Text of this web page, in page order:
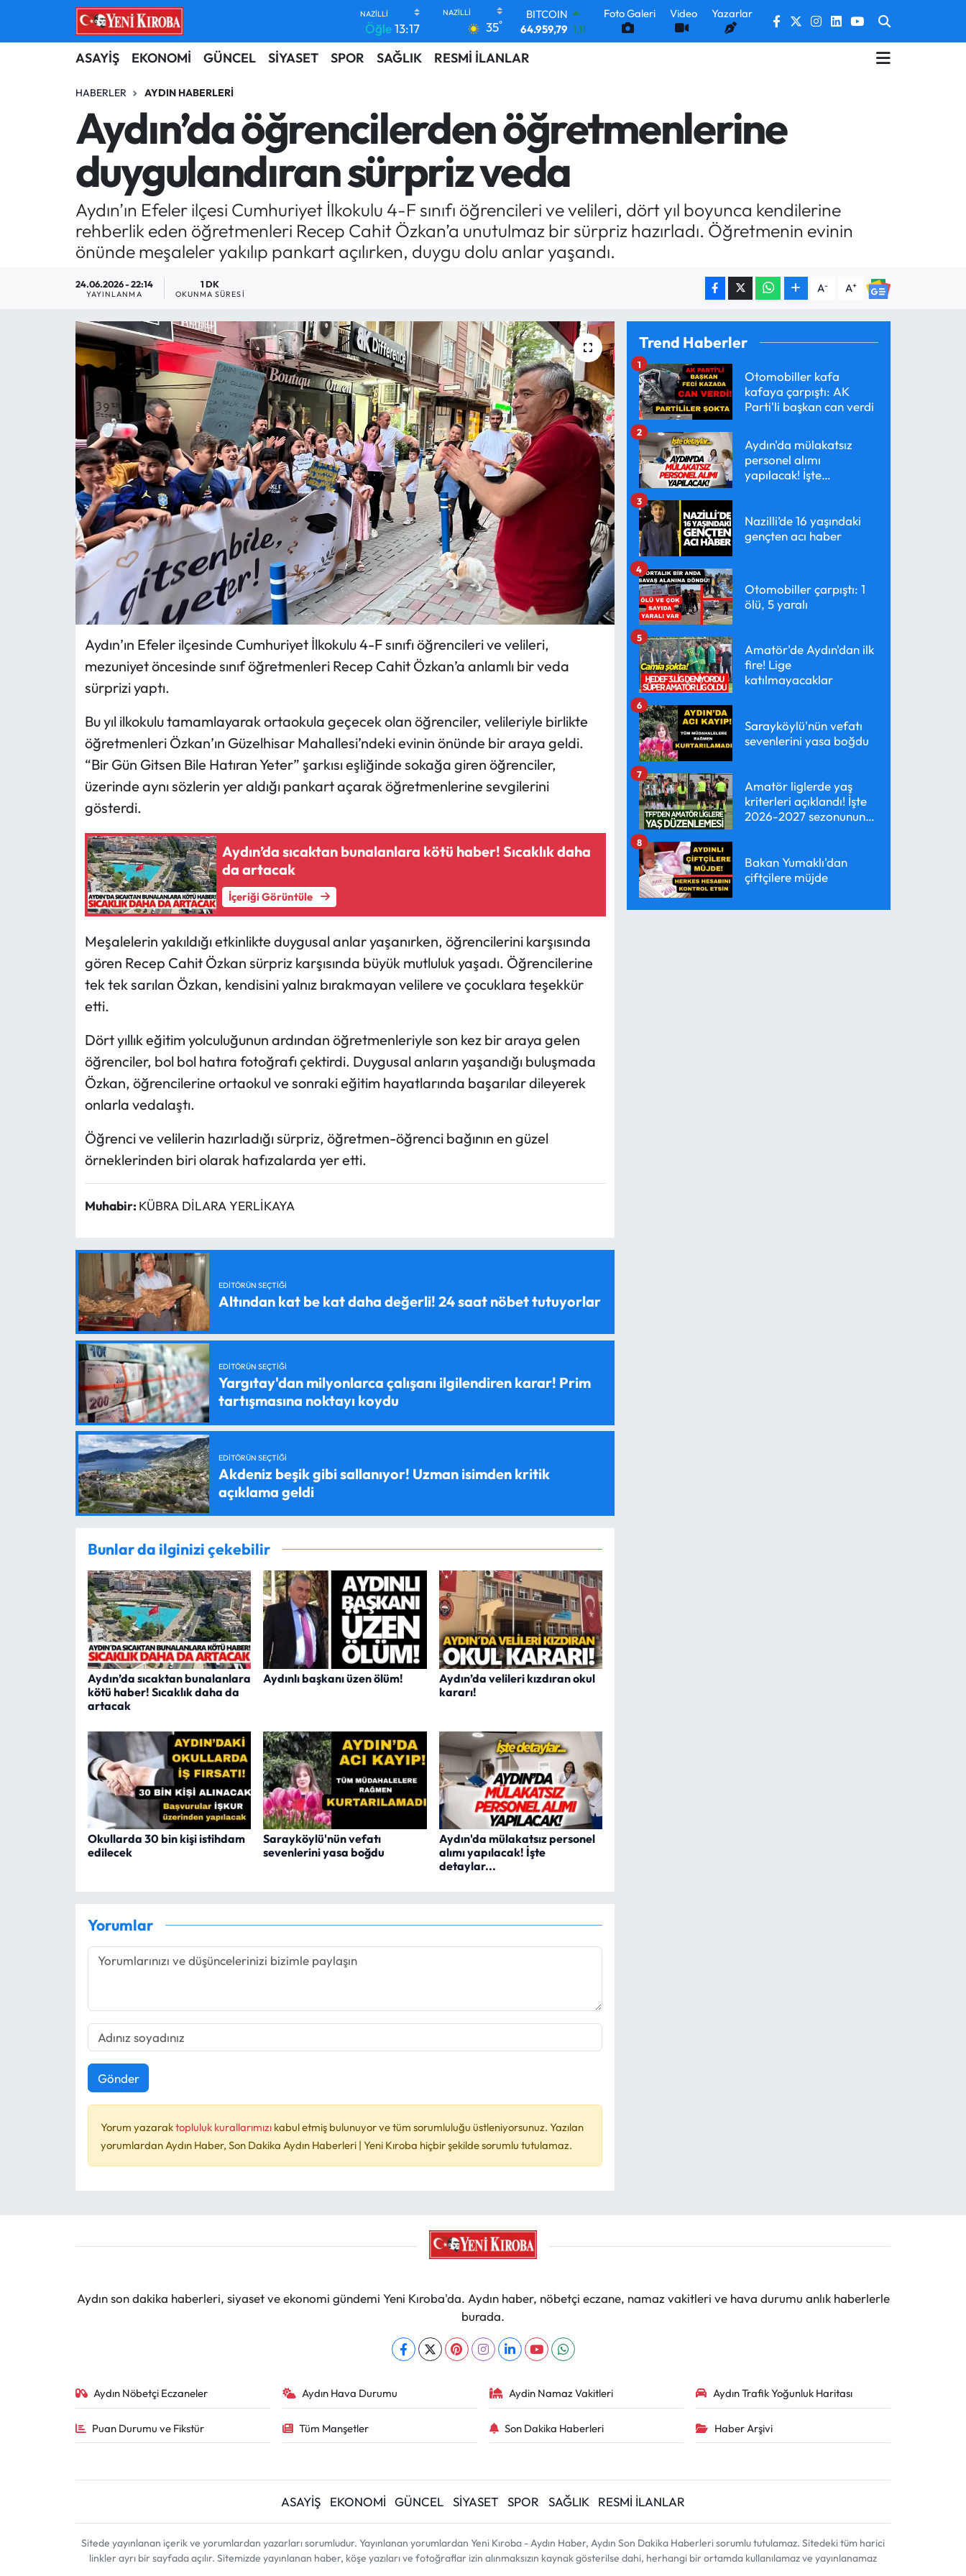
Öğle13:17 35°
64.959,79 1.11
DOLAR
47,7436
GRAM ALTIN
6660.55 0.03
BİST100
13.779
Foto Galeri Video Yazarlar
ASAYİŞ EKONOMİ GÜNCEL SİYASET SPOR SAĞLIK RESMİ İLANLAR
HABERLER AYDIN HABERLERI
Aydın’da öğrencilerden öğretmenlerine
duygulandıran sürpriz veda
Aydın’ın Efeler ilçesi Cumhuriyet İlkokulu 4-F sınıfı öğrencileri ve velileri, dört yıl boyunca kendilerine
rehberlik eden öğretmenleri Recep Cahit Özkan’a unutulmaz bir sürpriz hazırladı. Öğretmenin evinin
önünde meşaleler yakılıp pankart açılırken, duygu dolu anlar yaşandı.
24.06.2026 - 22:14
YAYINLANMA
1 DK
OKUNMA SÜRESI A- A+
Aydın’ın Efeler ilçesinde Cumhuriyet İlkokulu 4-F sınıfı öğrencileri ve velileri,
mezuniyet öncesinde sınıf öğretmenleri Recep Cahit Özkan’a anlamlı bir veda
sürprizi yaptı.
Bu yıl ilkokulu tamamlayarak ortaokula geçecek olan öğrenciler, velileriyle birlikte
öğretmenleri Özkan’ın Güzelhisar Mahallesi’ndeki evinin önünde bir araya geldi.
“Bir Gün Gitsen Bile Hatıran Yeter” şarkısı eşliğinde sokağa giren öğrenciler,
üzerinde aynı sözlerin yer aldığı pankart açarak öğretmenlerine sevgilerini
gösterdi.
Aydın’da sıcaktan bunalanlara kötü haber! Sıcaklık daha
da artacak
İçeriği Görüntüle
Meşalelerin yakıldığı etkinlikte duygusal anlar yaşanırken, öğrencilerini karşısında
gören Recep Cahit Özkan sürpriz karşısında büyük mutluluk yaşadı. Öğrencilerine
tek tek sarılan Özkan, kendisini yalnız bırakmayan velilere ve çocuklara teşekkür
etti.
Dört yıllık eğitim yolculuğunun ardından öğretmenleriyle son kez bir araya gelen
öğrenciler, bol bol hatıra fotoğrafı çektirdi. Duygusal anların yaşandığı buluşmada
Özkan, öğrencilerine ortaokul ve sonraki eğitim hayatlarında başarılar dileyerek
onlarla vedalaştı.
Öğrenci ve velilerin hazırladığı sürpriz, öğretmen-öğrenci bağının en güzel
örneklerinden biri olarak hafızalarda yer etti.
Muhabir: KÜBRA DİLARA YERLİKAYA
EDITÖRÜN SEÇTIĞI
Altından kat be kat daha değerli! 24 saat nöbet tutuyorlar
EDITÖRÜN SEÇTIĞI
Yargıtay'dan milyonlarca çalışanı ilgilendiren karar! Prim
tartışmasına noktayı koydu
EDITÖRÜN SEÇTIĞI
Akdeniz beşik gibi sallanıyor! Uzman isimden kritik
açıklama geldi
Bunlar da ilginizi çekebilir
Aydın’da sıcaktan bunalanlara
kötü haber! Sıcaklık daha da
artacak
Aydınlı başkanı üzen ölüm!
Aydın’da velileri kızdıran okul
kararı!
Okullarda 30 bin kişi istihdam
edilecek
Sarayköylü'nün vefatı
sevenlerini yasa boğdu
Aydın'da mülakatsız personel
alımı yapılacak! İşte
detaylar...
Yorumlar
Gönder
Yorum yazaraktopluluk kurallarımızı kabul etmiş bulunuyor ve tüm sorumluluğu üstleniyorsunuz. Yazılan
yorumlardan Aydın Haber, Son Dakika Aydın Haberleri | Yeni Kıroba hiçbir şekilde sorumlu tutulamaz.
Trend Haberler
Otomobiller kafa
kafaya çarpıştı: AK
Parti'li başkan can verdi
1
Aydın'da mülakatsız
personel alımı
yapılacak! İşte
2
Nazilli’de 16 yaşındaki
gençten acı haber
3
Otomobiller çarpıştı: 1
ölü, 5 yaralı
4
Amatör'de Aydın'dan ilk
fire! Lige
katılmayacaklar
5
Sarayköylü'nün vefatı
sevenlerini yasa boğdu
6
Amatör liglerde yaş
kriterleri açıklandı! İşte
2026-2027 sezonunun
7
Bakan Yumaklı'dan
çiftçilere müjde
8
Aydın son dakika haberleri, siyaset ve ekonomi gündemi Yeni Kıroba'da. Aydın haber, nöbetçi eczane, namaz vakitleri ve hava durumu anlık haberlerle
burada.
Aydın Nöbetçi Eczaneler Aydın Hava Durumu Aydin Namaz Vakitleri Aydın Trafik Yoğunluk Haritası
Puan Durumu ve Fikstür Tüm Manşetler Son Dakika Haberleri Haber Arşivi
ASAYİŞ EKONOMİ GÜNCEL SİYASET SPOR SAĞLIK RESMİ İLANLAR
Sitede yayınlanan içerik ve yorumlardan yazarları sorumludur. Yayınlanan yorumlardan Yeni Kıroba - Aydın Haber, Aydın Son Dakika Haberleri sorumlu tutulamaz. Sitedeki tüm harici
linkler ayrı bir sayfada açılır. Sitemizde yayınlanan haber, köşe yazıları ve fotoğraflar izin alınmaksızın kaynak gösterilse dahi, herhangi bir ortamda kullanılamaz ve yayınlanamaz
ASAYİŞ
BİLİM-TEKNOLOJİ
DÜNYA
EĞİTİM
EKONOMİ
MAGAZİN
SAĞLIK
SİYASET
TARIM
TURİZM
YAŞAM
RESMİ İLANLAR
HABER İLAN
Aydın Nöbetçi Eczaneler
Aydın Hava Durumu
Aydin Namaz Vakitleri
Aydın Trafik Yoğunluk Haritası
Süper Lig Puan Durumu ve Fikstür
Tüm Manşetler